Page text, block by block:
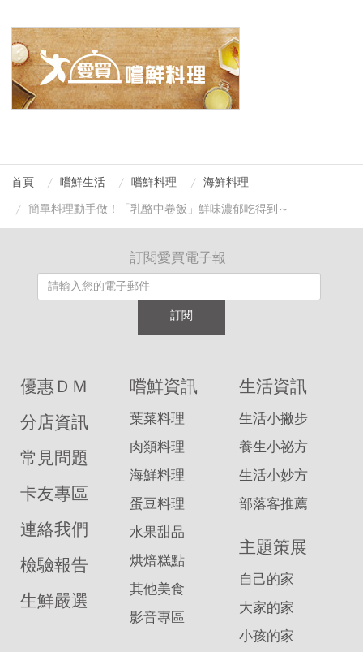
首頁 嚐鮮生活 嚐鮮料理
海鮮料理
簡單料理動手做！「乳酪中卷飯」鮮味濃郁吃得到～
訂閱愛買電子報
訂閱
優惠ＤＭ
分店資訊
常見問題
卡友專區
連絡我們
檢驗報告
生鮮嚴選
嚐鮮資訊
葉菜料理
肉類料理
海鮮料理
蛋豆料理
水果甜品
烘焙糕點
其他美食
影音專區
生活資訊
生活小撇步
養生小祕方
生活小妙方
部落客推薦
主題策展
自己的家
大家的家
小孩的家